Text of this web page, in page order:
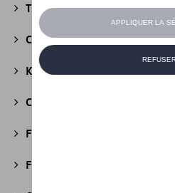
Tiguan Collection(5)
California Collection(18)
Kids Collection
Cobi
Fire & Ice Collection
Football Collection